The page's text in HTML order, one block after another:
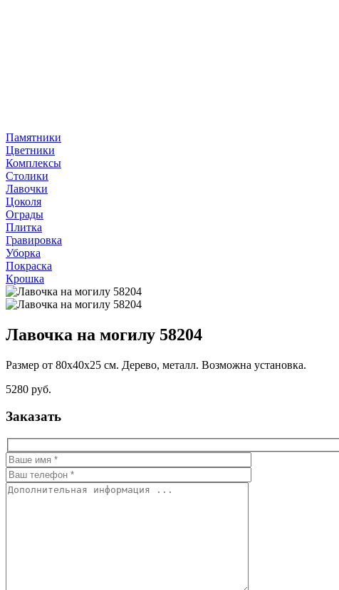
Памятники
Цветники
Комплексы
Столики
Лавочки
Цоколя
Ограды
Плитка
Гравировка
Уборка
Покраска
Крошка
Лавочка на могилу 58204
Размер от 80х40х25 см. Дерево, металл. Возможна установка.
5280 руб.
Заказать